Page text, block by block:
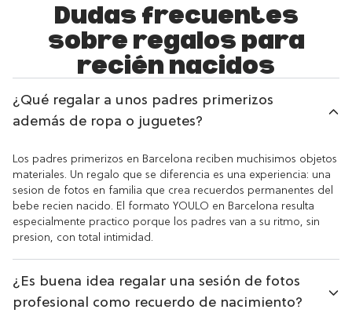
Dudas frecuentes
sobre regalos para
recién nacidos
¿Qué regalar a unos padres primerizos
además de ropa o juguetes?
Los padres primerizos en Barcelona reciben muchisimos objetos
materiales. Un regalo que se diferencia es una experiencia: una
sesion de fotos en familia que crea recuerdos permanentes del
bebe recien nacido. El formato YOULO en Barcelona resulta
especialmente practico porque los padres van a su ritmo, sin
presion, con total intimidad.
¿Es buena idea regalar una sesión de fotos
profesional como recuerdo de nacimiento?